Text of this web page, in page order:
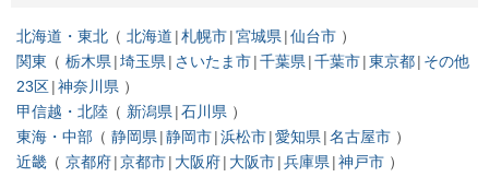
北海道・東北 北海道 札幌市 宮城県 仙台市
関東
栃木県 埼玉県 さいたま市 千葉県 千葉市 東京都 その他
23区 神奈川県
甲信越・北陸
新潟県 石川県
東海・中部
静岡県 静岡市 浜松市 愛知県 名古屋市
近畿
京都府 京都市 大阪府 大阪市 兵庫県 神戸市